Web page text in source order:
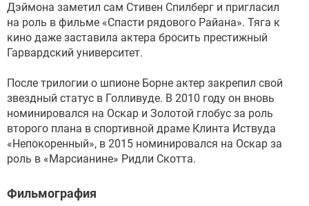
Дэймона заметил сам Стивен Спилберг и пригласил
на роль в фильме «Спасти рядового Райана». Тяга к
кино даже заставила актера бросить престижный
Гарвардский университет.
После трилогии о шпионе Борне актер закрепил свой
звездный статус в Голливуде. В 2010 году он вновь
номинировался на Оскар и Золотой глобус за роль
второго плана в спортивной драме Клинта Иствуда
«Непокоренный», в 2015 номинировался на Оскар за
роль в «Марсианине» Ридли Скотта.
Фильмография